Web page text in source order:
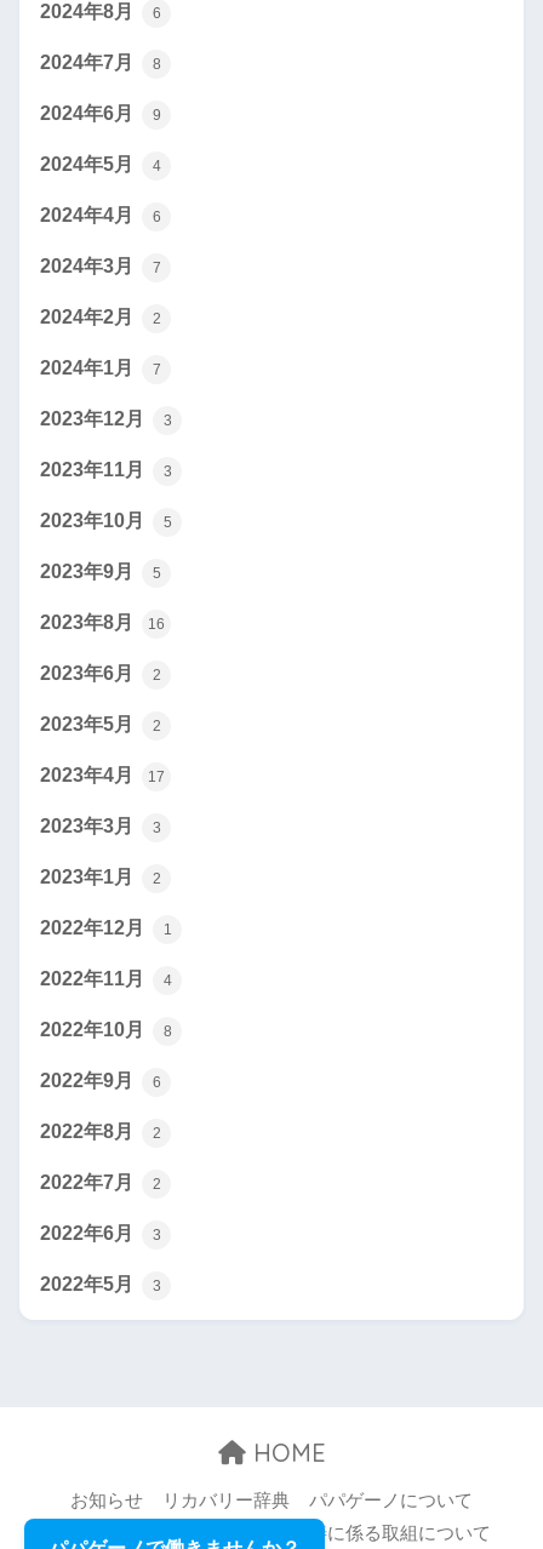
2024年8月 6
2024年7月 8
2024年6月 9
2024年5月 4
2024年4月 6
2024年3月 7
2024年2月 2
2024年1月 7
2023年12月 3
2023年11月 3
2023年10月 5
2023年9月 5
2023年8月 16
2023年6月 2
2023年5月 2
2023年4月 17
2023年3月 3
2023年1月 2
2022年12月 1
2022年11月 4
2022年10月 8
2022年9月 6
2022年8月 2
2022年7月 2
2022年6月 3
2022年5月 3
HOME
お知らせ リカバリー辞典
パパゲーノについて
職場環境等の改善に係る取組について